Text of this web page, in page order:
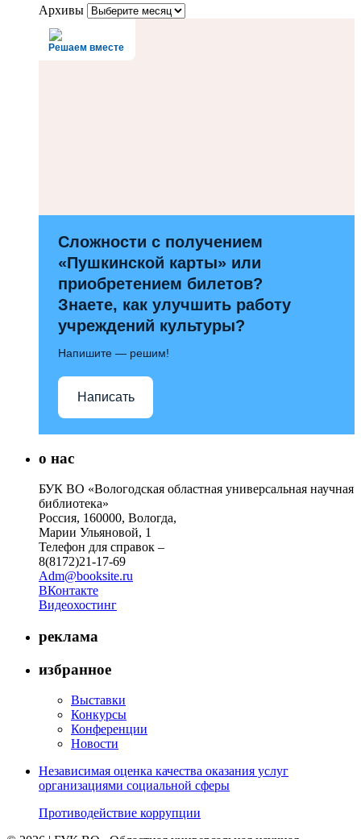
Архивы
Решаем вместе
Сложности с получением
«Пушкинской карты» или
приобретением билетов?
Знаете, как улучшить работу
учреждений культуры?
Напишите — решим!
Написать
о нас
БУК ВО «Вологодская областная универсальная научная
библиотека»
Россия, 160000, Вологда,
Марии Ульяновой, 1
Телефон для справок –
8(8172)21-17-69
Adm@booksite.ru
ВКонтакте
Видеохостинг
реклама
избранное
Выставки
Конкурсы
Конференции
Новости
Независимая оценка качества оказания услуг
организациями социальной сферы
Противодействие коррупции